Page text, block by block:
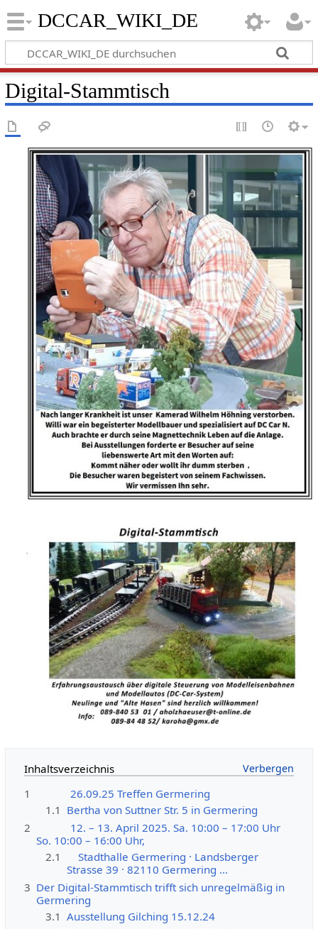
DCCAR_WIKI_DE
Digital-Stammtisch
Inhaltsverzeichnis
1
26.09.25 Treffen Germering
1.1 Bertha von Suttner Str. 5 in Germering
2
12. – 13. April 2025. Sa. 10:00 – 17:00 Uhr
So. 10:00 – 16:00 Uhr,
2.1
Stadthalle Germering · Landsberger
Strasse 39 · 82110 Germering ...
3 Der Digital-Stammtisch trifft sich unregelmäßig in
Germering
3.1 Ausstellung Gilching 15.12.24